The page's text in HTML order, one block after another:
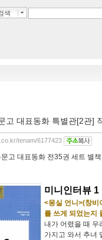
색
고 대표동화 특별관[2관]
tenam/6177423
고 대표동화 전35권 세트 별
미니인터뷰 1
<몽실 언니>(창비
를 쓰게 되었는지
내가 어렸을 때 우
가지고 와서 추녀